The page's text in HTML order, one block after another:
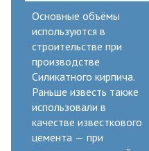
Основные объёмы
используются в
строительстве при
производстве
Силикатного кирпича.
Раньше известь также
использовали в
качестве известкового
цемента — при